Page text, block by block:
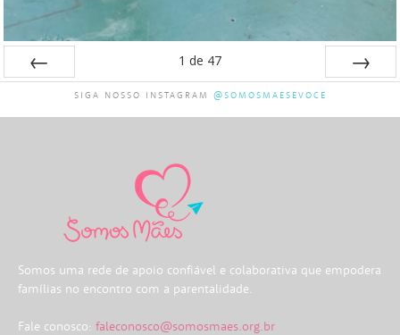
1 de 47
SIGA NOSSO INSTAGRAM @SOMOSMAESEVOCE
Somos uma rede de apoio confiável e colaborativa que empodera
famílias no encontro com a parentalidade.
Fale conosco: faleconosco@somosmaes.org.br